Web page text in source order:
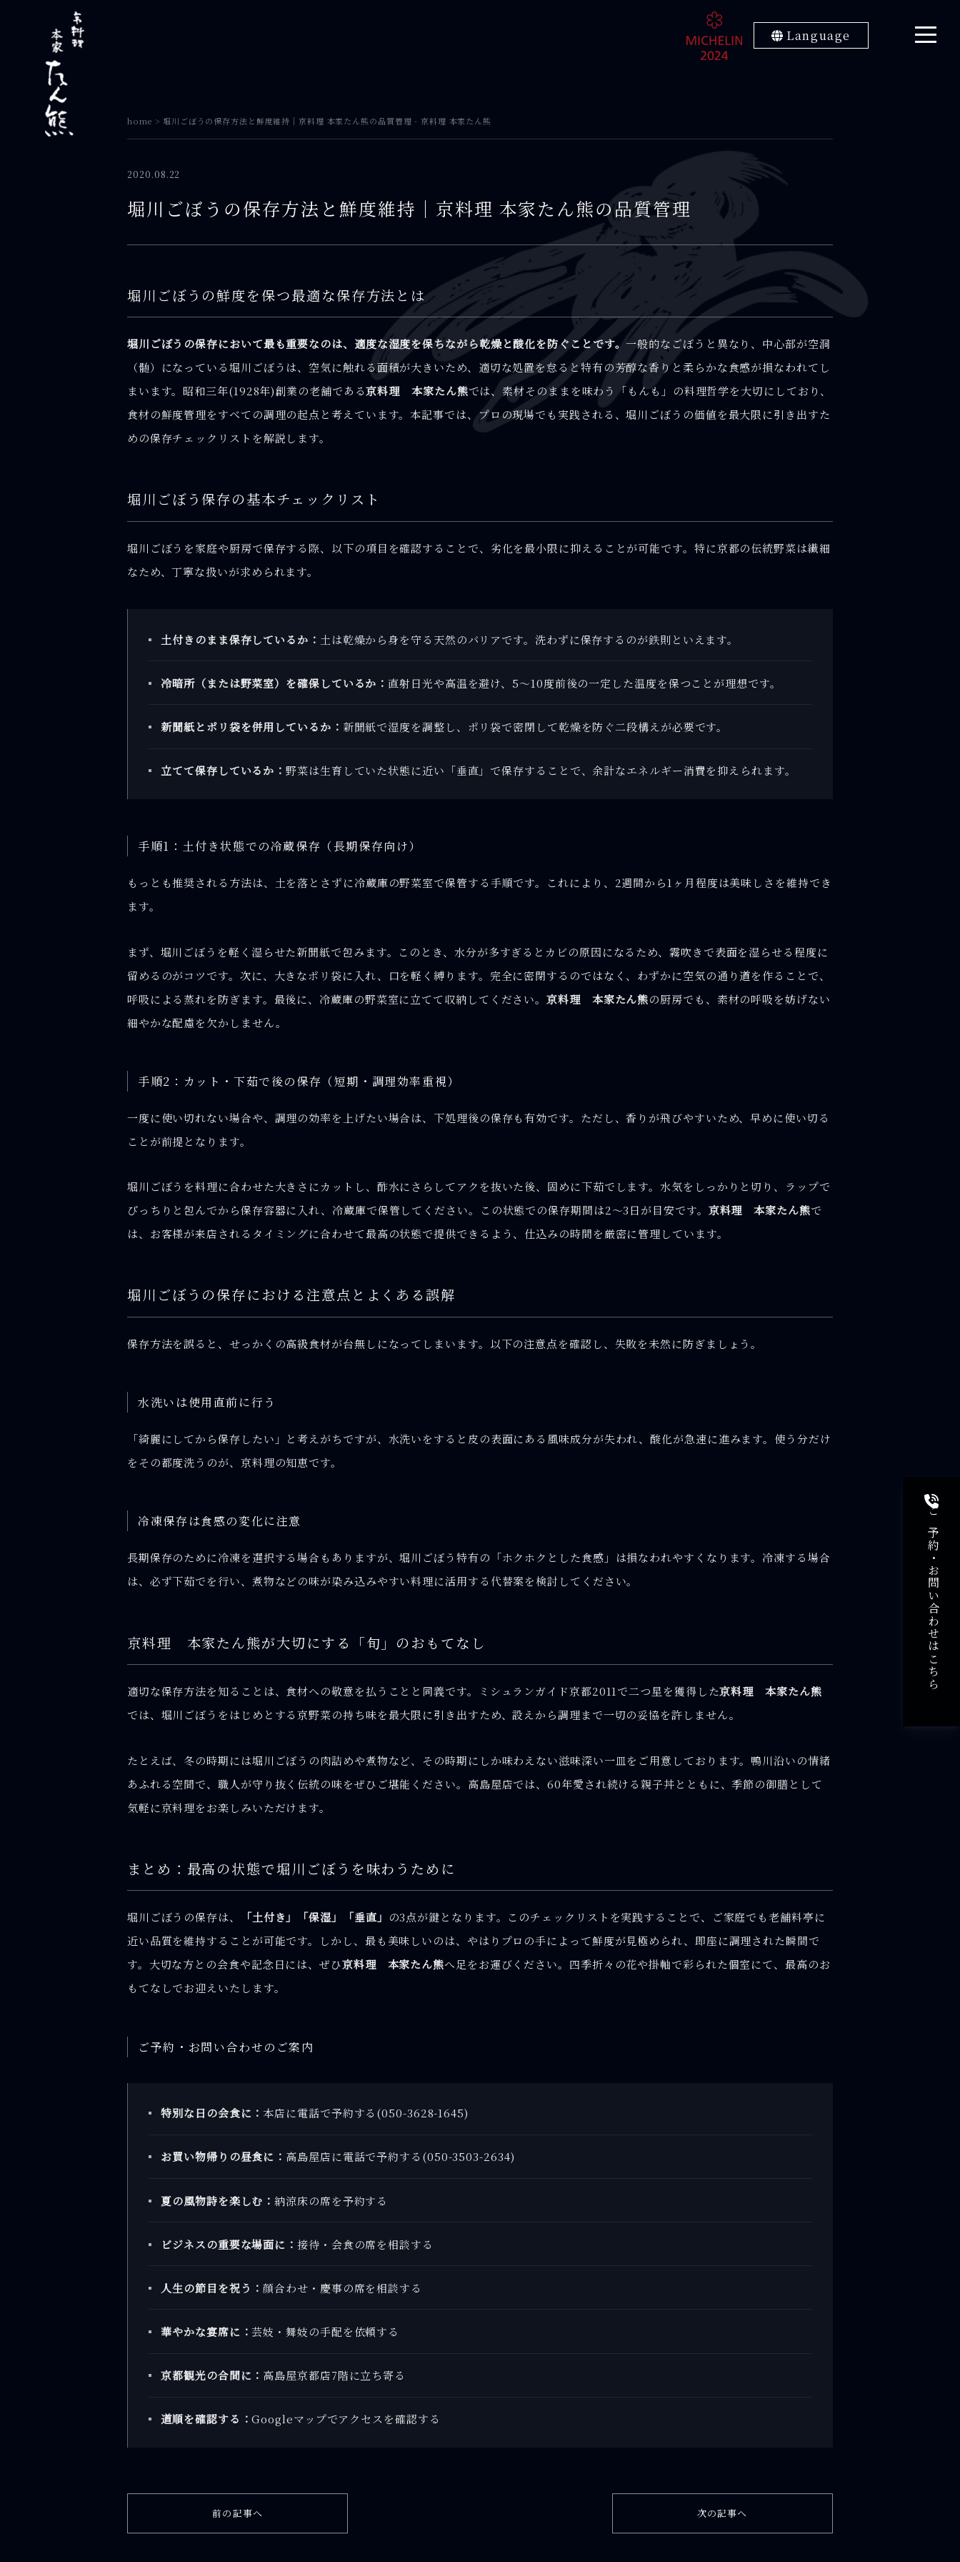
Language
ご予約・お問い合わせはこちら
home > 堀川ごぼうの保存方法と鮮度維持｜京料理 本家たん熊の品質管理 - 京料理 本家たん熊
2020.08.22
堀川ごぼうの保存方法と鮮度維持｜京料理 本家たん熊の品質管理
堀川ごぼうの鮮度を保つ最適な保存方法とは
堀川ごぼうの保存において最も重要なのは、適度な湿度を保ちながら乾燥と酸化を防ぐことです。一般的なごぼうと異なり、中心部が空洞
（髄）になっている堀川ごぼうは、空気に触れる面積が大きいため、適切な処置を怠ると特有の芳醇な香りと柔らかな食感が損なわれてし
まいます。昭和三年(1928年)創業の老舗である京料理 本家たん熊では、素材そのままを味わう「もんも」の料理哲学を大切にしており、
食材の鮮度管理をすべての調理の起点と考えています。本記事では、プロの現場でも実践される、堀川ごぼうの価値を最大限に引き出すた
めの保存チェックリストを解説します。
堀川ごぼう保存の基本チェックリスト
堀川ごぼうを家庭や厨房で保存する際、以下の項目を確認することで、劣化を最小限に抑えることが可能です。特に京都の伝統野菜は繊細
なため、丁寧な扱いが求められます。
土付きのまま保存しているか： 土は乾燥から身を守る天然のバリアです。洗わずに保存するのが鉄則といえます。
冷暗所（または野菜室）を確保しているか： 直射日光や高温を避け、5〜10度前後の一定した温度を保つことが理想です。
新聞紙とポリ袋を併用しているか： 新聞紙で湿度を調整し、ポリ袋で密閉して乾燥を防ぐ二段構えが必要です。
立てて保存しているか：野菜は生育していた状態に近い「垂直」で保存することで、余計なエネルギー消費を抑えられます。
手順1：土付き状態での冷蔵保存（長期保存向け）
もっとも推奨される方法は、土を落とさずに冷蔵庫の野菜室で保管する手順です。これにより、2週間から1ヶ月程度は美味しさを維持でき
ます。
まず、堀川ごぼうを軽く湿らせた新聞紙で包みます。このとき、水分が多すぎるとカビの原因になるため、霧吹きで表面を湿らせる程度に
留めるのがコツです。次に、大きなポリ袋に入れ、口を軽く縛ります。完全に密閉するのではなく、わずかに空気の通り道を作ることで、
呼吸による蒸れを防ぎます。最後に、冷蔵庫の野菜室に立てて収納してください。京料理 本家たん熊の厨房でも、素材の呼吸を妨げない
細やかな配慮を欠かしません。
手順2：カット・下茹で後の保存（短期・調理効率重視）
一度に使い切れない場合や、調理の効率を上げたい場合は、下処理後の保存も有効です。ただし、香りが飛びやすいため、早めに使い切る
ことが前提となります。
堀川ごぼうを料理に合わせた大きさにカットし、酢水にさらしてアクを抜いた後、固めに下茹でします。水気をしっかりと切り、ラップで
ぴっちりと包んでから保存容器に入れ、冷蔵庫で保管してください。この状態での保存期間は2〜3日が目安です。 京料理 本家たん熊で
は、お客様が来店されるタイミングに合わせて最高の状態で提供できるよう、仕込みの時間を厳密に管理しています。
堀川ごぼうの保存における注意点とよくある誤解
保存方法を誤ると、せっかくの高級食材が台無しになってしまいます。以下の注意点を確認し、失敗を未然に防ぎましょう。
水洗いは使用直前に行う
「綺麗にしてから保存したい」と考えがちですが、水洗いをすると皮の表面にある風味成分が失われ、酸化が急速に進みます。使う分だけ
をその都度洗うのが、京料理の知恵です。
冷凍保存は食感の変化に注意
長期保存のために冷凍を選択する場合もありますが、堀川ごぼう特有の「ホクホクとした食感」は損なわれやすくなります。冷凍する場合
は、必ず下茹でを行い、煮物などの味が染み込みやすい料理に活用する代替案を検討してください。
京料理 本家たん熊が大切にする「旬」のおもてなし
適切な保存方法を知ることは、食材への敬意を払うことと同義です。ミシュランガイド京都2011で二つ星を獲得した京料理 本家たん熊
では、堀川ごぼうをはじめとする京野菜の持ち味を最大限に引き出すため、設えから調理まで一切の妥協を許しません。
たとえば、冬の時期には堀川ごぼうの肉詰めや煮物など、その時期にしか味わえない滋味深い一皿をご用意しております。鴨川沿いの情緒
あふれる空間で、職人が守り抜く伝統の味をぜひご堪能ください。高島屋店では、60年愛され続ける親子丼とともに、季節の御膳として
気軽に京料理をお楽しみいただけます。
まとめ：最高の状態で堀川ごぼうを味わうために
堀川ごぼうの保存は、 「土付き」「保湿」「垂直」 の3点が鍵となります。このチェックリストを実践することで、ご家庭でも老舗料亭に
近い品質を維持することが可能です。しかし、最も美味しいのは、やはりプロの手によって鮮度が見極められ、即座に調理された瞬間で
す。大切な方との会食や記念日には、ぜひ京料理 本家たん熊へ足をお運びください。四季折々の花や掛軸で彩られた個室にて、最高のお
もてなしでお迎えいたします。
ご予約・お問い合わせのご案内
特別な日の会食に：本店に電話で予約する(050-3628-1645)
お買い物帰りの昼食に： 高島屋店に電話で予約する(050-3503-2634)
夏の風物詩を楽しむ：納涼床の席を予約する
ビジネスの重要な場面に：接待・会食の席を相談する
人生の節目を祝う：顔合わせ・慶事の席を相談する
華やかな宴席に：芸妓・舞妓の手配を依頼する
京都観光の合間に： 高島屋京都店7階に立ち寄る
道順を確認する：Googleマップでアクセスを確認する
前の記事へ 次の記事へ